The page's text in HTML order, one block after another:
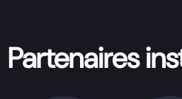
Partenaires